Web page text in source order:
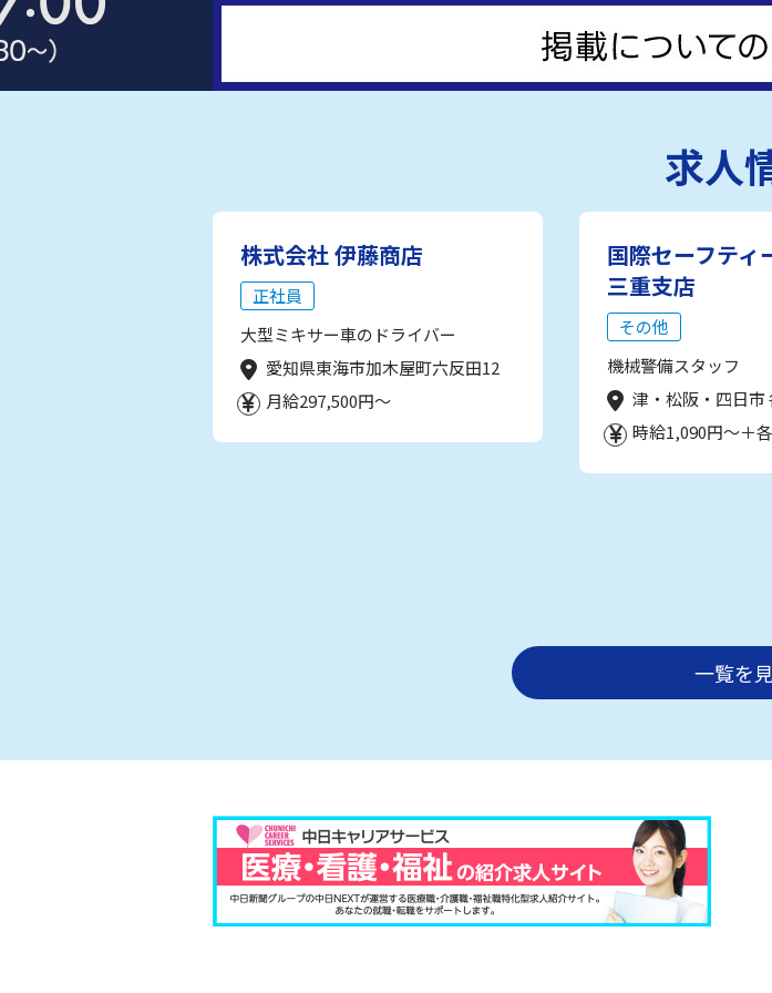
求人
株式会社 伊藤商店
正社員
大型ミキサー車のドライバー
愛知県東海市加木屋町六反田12
月給297,500円～
国際セーフティ
三重支店
その他
機械警備スタッフ
津・松阪・四日市
時給1,090円～＋
一覧を